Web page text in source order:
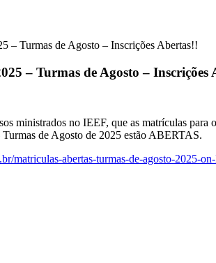
– Turmas de Agosto – Inscrições Abertas!!
– Turmas de Agosto – Inscrições
ministrados no IEEF, que as matrículas para
de Agosto de 2025 estão ABERTAS.
matriculas-abertas-turmas-de-agosto-2025-